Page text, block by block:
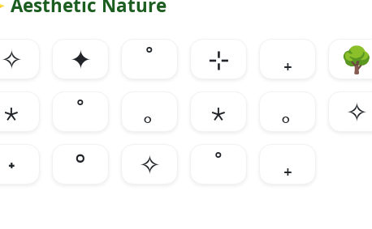
Aesthetic Nature
✧ ✦ ˚ ⊹ ₊ 🌳
⋆
˚ ｡ ⋆ ｡ ✧
˖
° ✧ ˚ ₊